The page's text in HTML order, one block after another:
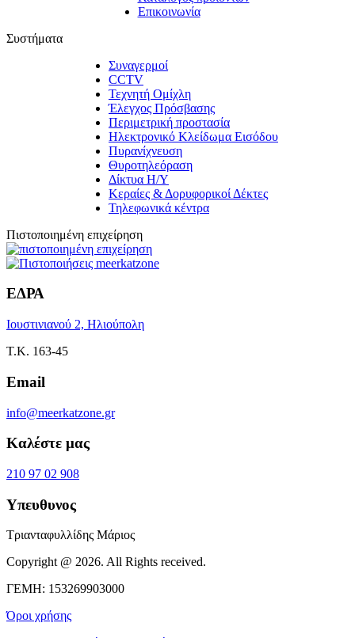
Επικοινωνία
Συστήματα
Συναγερμοί
CCTV
Τεχνητή Ομίχλη
Έλεγχος Πρόσβασης
Περιμετρική προστασία
Ηλεκτρονικό Κλείδωμα Εισόδου
Πυρανίχνευση
Θυροτηλεόραση
Δίκτυα Η/Υ
Κεραίες & Δορυφορικοί Δέκτες
Τηλεφωνικά κέντρα
Πιστοποιημένη επιχείρηση
ΕΔΡΑ
Ιουστινιανού 2, Ηλιούπολη
Τ.Κ. 163-45
Email
info@meerkatzone.gr
Καλέστε μας
210 97 02 908
Υπευθυνος
Τριανταφυλλίδης Μάριος
Copyright @ 2026. All Rights received.
ΓΕΜΗ: 153269903000
Όροι χρήσης